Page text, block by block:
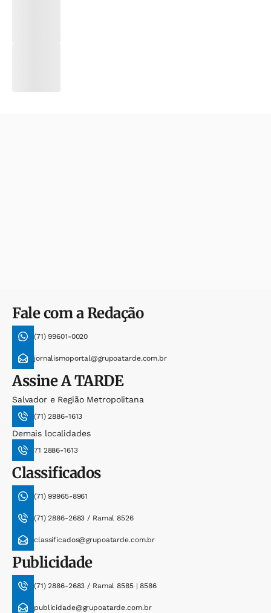
Fale com a Redação
(71) 99601-0020
jornalismoportal@grupoatarde.com.br
AssineA TARDE
Salvador e Região Metropolitana
(71) 2886-1613
Demais localidades
71 2886-1613
Classificados
(71) 99965-8961
(71) 2886-2683 / Ramal 8526
classificados@grupoatarde.com.br
Publicidade
(71) 2886-2683 / Ramal 8585 | 8586
publicidade@grupoatarde.com.br